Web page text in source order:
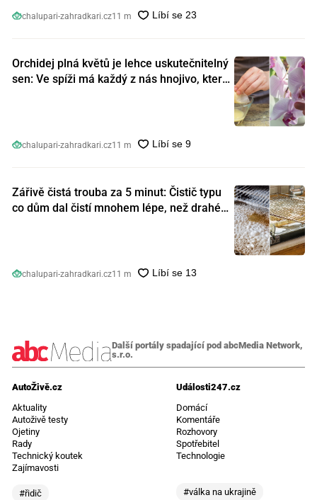
chalupari-zahradkari.cz11 m
Orchidej plná květů je lehce uskutečnitelný
sen: Ve spíži má každý z nás hnojivo, které
chalupari-zahradkari.cz11 m
Zářivě čistá trouba za 5 minut: Čistič typu
co dům dal čistí mnohem lépe, než drahé
chalupari-zahradkari.cz11 m
Další portály spadající pod abcMedia Network,
s.r.o.
AutoŽivě.cz
Aktuality
Autoživě testy
Ojetiny
Rady
Technický koutek
Zajímavosti
#řidič
Události247.cz
Domácí
Komentáře
Rozhovory
Spotřebitel
Technologie
#válka na ukrajině